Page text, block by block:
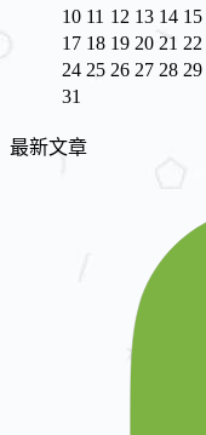
10 11 12 13 14 15
17 18 19 20 21 22
24 25 26 27 28 29
31
最新文章